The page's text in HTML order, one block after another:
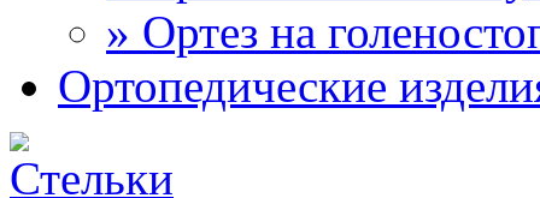
» Ортез на
Ортопедические